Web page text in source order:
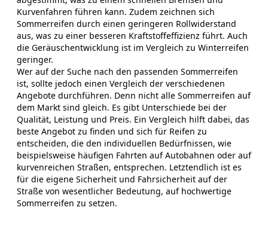
Kurvenfahren führen kann. Zudem zeichnen sich
Sommerreifen durch einen geringeren Rollwiderstand
aus, was zu einer besseren Kraftstoffeffizienz führt. Auch
die Geräuschentwicklung ist im Vergleich zu Winterreifen
geringer.
Wer auf der Suche nach den passenden Sommerreifen
ist, sollte jedoch einen Vergleich der verschiedenen
Angebote durchführen. Denn nicht alle Sommerreifen auf
dem Markt sind gleich. Es gibt Unterschiede bei der
Qualität, Leistung und Preis. Ein Vergleich hilft dabei, das
beste Angebot zu finden und sich für Reifen zu
entscheiden, die den individuellen Bedürfnissen, wie
beispielsweise häufigen Fahrten auf Autobahnen oder auf
kurvenreichen Straßen, entsprechen. Letztendlich ist es
für die eigene Sicherheit und Fahrsicherheit auf der
Straße von wesentlicher Bedeutung, auf hochwertige
Sommerreifen zu setzen.